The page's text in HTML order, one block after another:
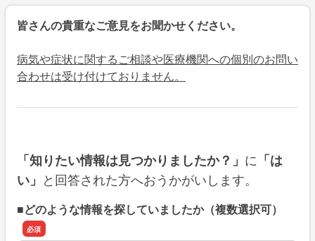
皆さんの貴重なご意見をお聞かせください。
病気や症状に関するご相談や医療機関への個別のお問い
合わせは受け付けておりません。
「知りたい情報は見つかりましたか？」 に 「は
い」 と回答された方へおうかがいします。
■どのような情報を探していましたか（複数選択可）